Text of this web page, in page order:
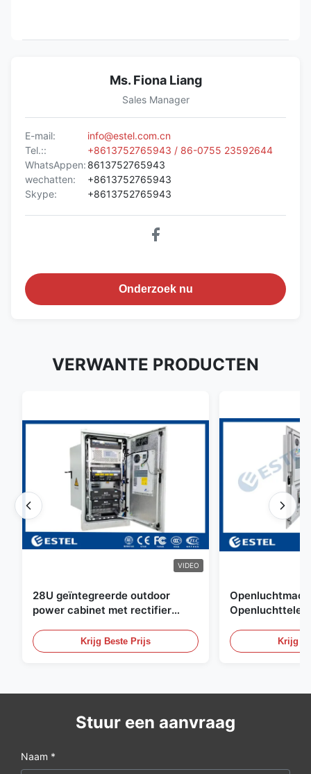
Ms. Fiona Liang
Sales Manager
E-mail:
info@estel.com.cn
Tel.::
+8613752765943 / 86-0755 23592644
WhatsAppen: 8613752765943
wechatten:
+8613752765943
Skype:
+8613752765943
Onderzoek nu
VERWANTE PRODUCTEN
VIDEO
28U geïntegreerde outdoor
power cabinet met rectifier
energieopslag behuizing
Krijg Beste Prijs Krijg
Stuur een aanvraag
Naam *